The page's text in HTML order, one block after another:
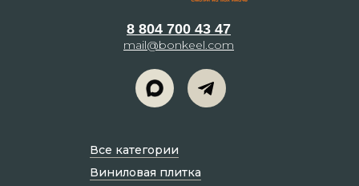
8 804 700 43 47
mail@bonkeel.com
Все категории
Виниловая плитка